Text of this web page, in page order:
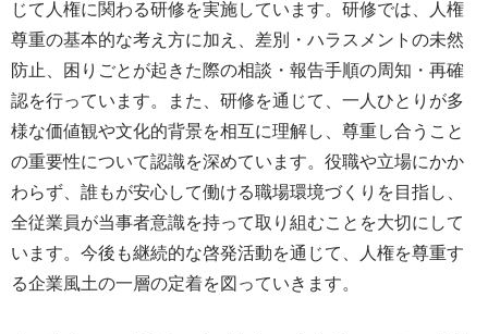
じて人権に関わる研修を実施しています。研修では、人権
尊重の基本的な考え方に加え、差別・ハラスメントの未然
防止、困りごとが起きた際の相談・報告手順の周知・再確
認を行っています。また、研修を通じて、一人ひとりが多
様な価値観や文化的背景を相互に理解し、尊重し合うこと
の重要性について認識を深めています。役職や立場にかか
わらず、誰もが安心して働ける職場環境づくりを目指し、
全従業員が当事者意識を持って取り組むことを大切にして
います。今後も継続的な啓発活動を通じて、人権を尊重す
る企業風土の一層の定着を図っていきます。